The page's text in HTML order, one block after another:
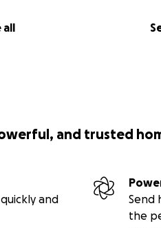
all
and trusted
and
Send
the